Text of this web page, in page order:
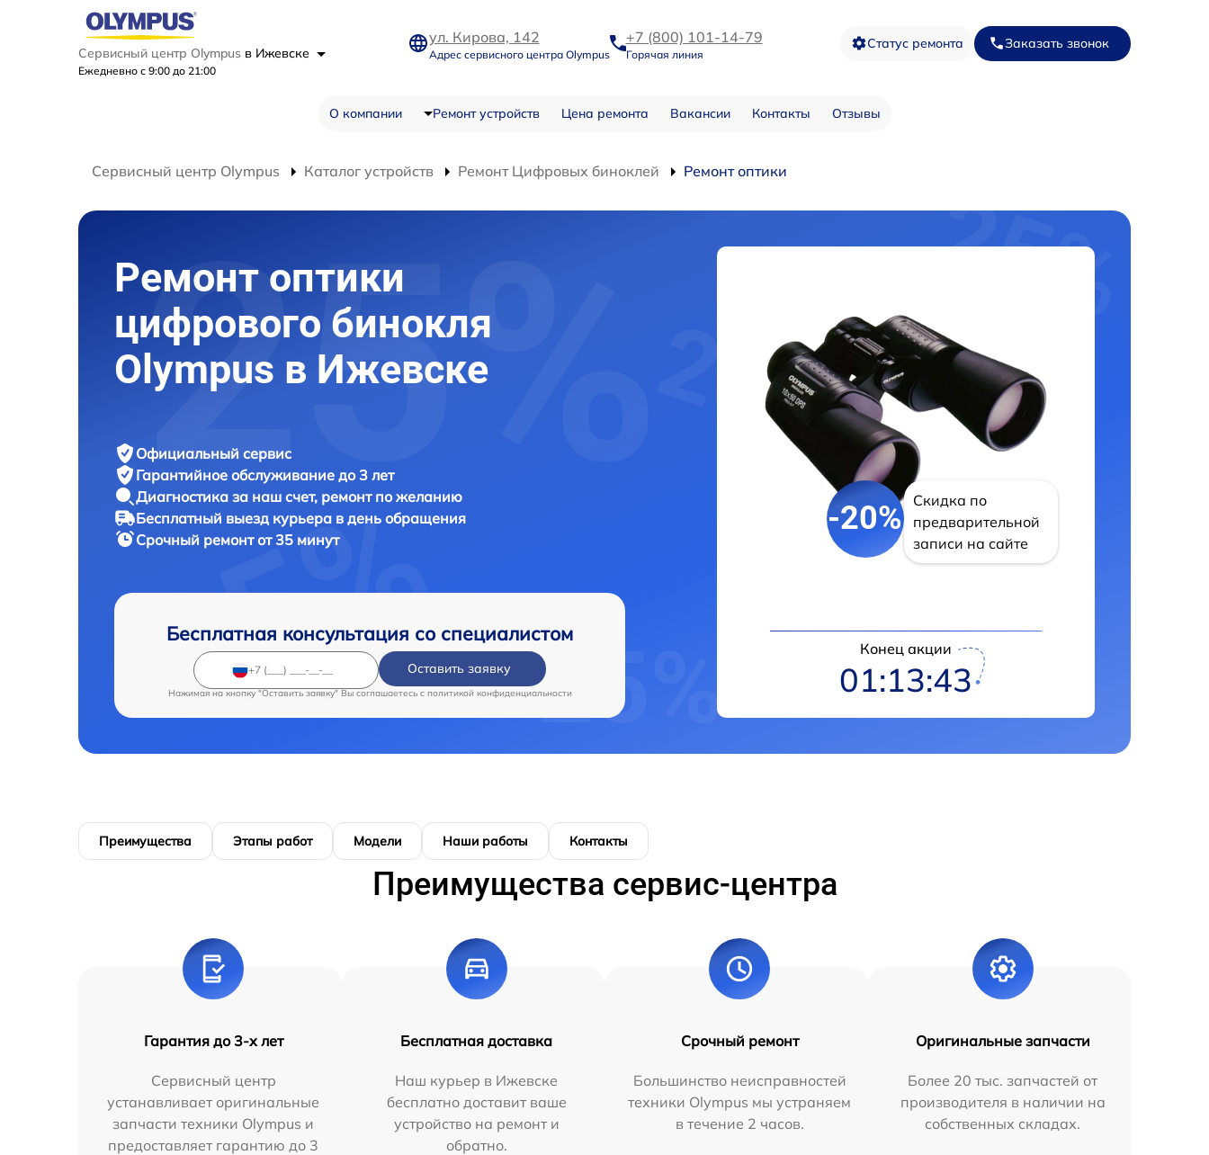
Сервисный центр Olympus в Ижевске
Ежедневно с 9:00 до 21:00
ул. Кирова, 142
Адрес сервисного центра Olympus
+7 (800) 101-14-79
Горячая линия
Статус ремонта Заказать звонок
О компании Ремонт устройств Цена ремонта Вакансии Контакты Отзывы
Сервисный центр Olympus Каталог устройств Ремонт Цифровых биноклей Ремонт оптики
Ремонт оптики
цифрового бинокля
Olympus в Ижевске
Официальный сервис
Гарантийное обслуживание до 3 лет
Диагностика за наш счет, ремонт по желанию
Бесплатный выезд курьера в день обращения
Срочный ремонтот 35 минут
Бесплатная консультация со специалистом
Оставить заявку
Нажимая на кнопку "Оставить заявку" Вы соглашаетесь c политикой конфиденциальности
-20%
Скидка по
предварительной
записи на сайте
Конец акции
01:13:42
Преимущества Этапы работ Модели Наши работы Контакты
Преимущества сервис-центра
Гарантия до 3-х лет
Сервисный центр
устанавливает оригинальные
запчасти техники Olympus и
предоставляет гарантию до 3
Бесплатная доставка
Наш курьер в Ижевске
бесплатно доставит ваше
устройство на ремонт и
обратно.
Срочный ремонт
Большинство неисправностей
техники Olympus мы устраняем
в течение 2 часов.
Оригинальные запчасти
Более 20 тыс. запчастей от
производителя в наличии на
собственных складах.